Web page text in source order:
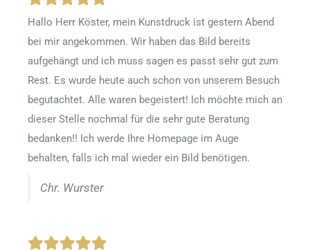
Hallo Herr Köster, mein Kunstdruck ist gestern Abend
bei mir angekommen. Wir haben das Bild bereits
aufgehängt und ich muss sagen es passt sehr gut zum
Rest. Es wurde heute auch schon von unserem Besuch
begutachtet. Alle waren begeistert! Ich möchte mich an
dieser Stelle nochmal für die sehr gute Beratung
bedanken!! Ich werde Ihre Homepage im Auge
behalten, falls ich mal wieder ein Bild benötigen.
Chr. Wurster